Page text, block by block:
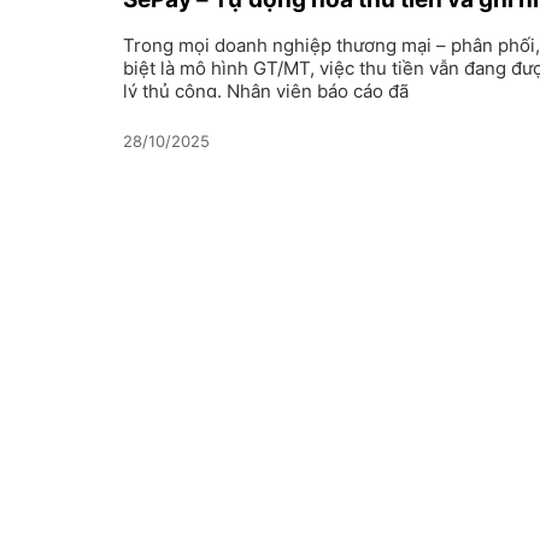
Trong mọi doanh nghiệp thương mại – phân
biệt là mô hình GT/MT, việc thu tiền vẫn đang
lý thủ công. Nhân viên báo cáo đã
28/10/2025